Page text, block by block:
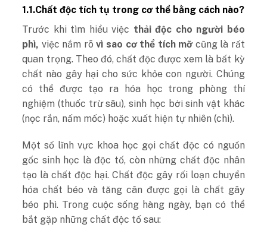
1.1.Chất độc tích tụ trong cơ thể bằng cách nào?
Trước khi tìm hiểu việc thải độc cho người béo
phì, việc nắm rõ vì sao cơ thể tích mỡ cũng là rất
quan trọng. Theo đó, chất độc được xem là bất kỳ
chất nào gây hại cho sức khỏe con người. Chúng
có thể được tạo ra hóa học trong phòng thí
nghiệm (thuốc trừ sâu), sinh học bởi sinh vật khác
(nọc rắn, nấm mốc) hoặc xuất hiện tự nhiên (chì).
Một số lĩnh vực khoa học gọi chất độc có nguồn
gốc sinh học là độc tố, còn những chất độc nhân
tạo là chất độc hại. Chất độc gây rối loạn chuyển
hóa chất béo và tăng cân được gọi là chất gây
béo phì. Trong cuộc sống hàng ngày, bạn có thể
bắt gặp những chất độc tố sau: